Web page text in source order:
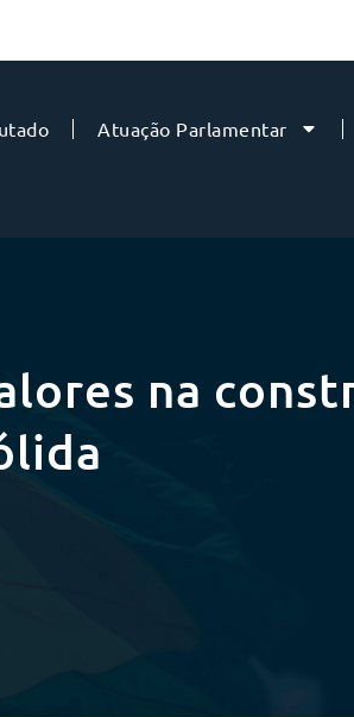
Atuação Parlamentar
na